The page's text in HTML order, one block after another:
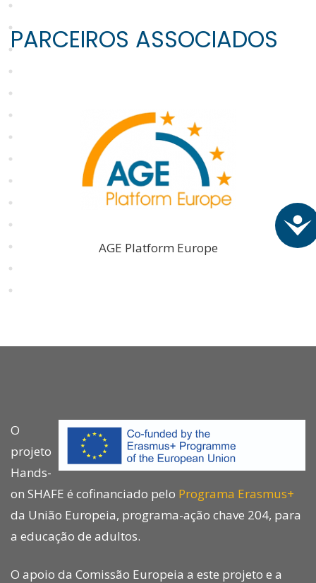
PARCEIROS ASSOCIADOS
AGE Platform Europe
O
projeto
Hands-
on SHAFE é cofinanciado pelo Programa Erasmus+
da União Europeia, programa-ação chave 204, para
a educação de adultos.
O apoio da Comissão Europeia a este projeto e a